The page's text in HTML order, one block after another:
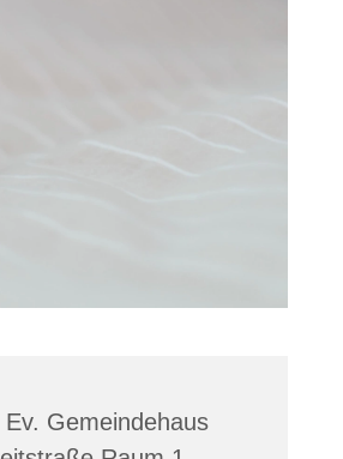
Ev. Gemeindehaus